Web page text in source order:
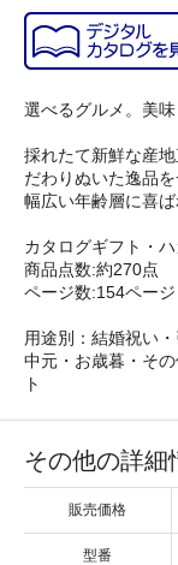
選べるグルメ。美味
採れたて新鮮な産
だわりぬいた逸品
幅広い年齢層に喜ば
カタログギフト・
商品点数:約270点
ページ数:154ページ
用途別：結婚祝い
中元・お歳暮・そ
ト
その他の詳細
販売価格
型番